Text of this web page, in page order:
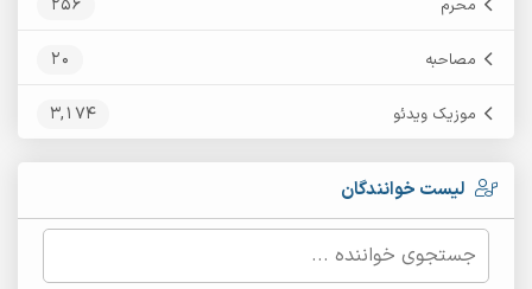
محرم 256
مصاحبه 20
موزیک ویدئو 3,174
لیست خوانندگان